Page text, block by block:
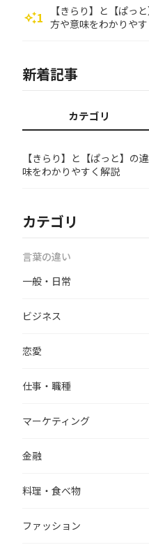
auto_awesome1
【きらり】と【ぱっ
方や意味をわかりや
新着記事
カテゴリ
【きらり】と【ぱっと】の
味をわかりやすく解説
カテゴリ
言葉の違い
一般・日常
ビジネス
恋愛
仕事・職種
マーケティング
金融
料理・食べ物
ファッション